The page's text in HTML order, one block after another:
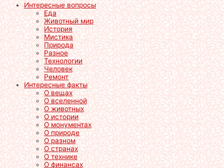
Интересные вопросы
Еда
Животный мир
История
Мистика
Природа
Разное
Технологии
Человек
Ремонт
Интересные факты
О вещах
О вселенной
О животных
О истории
О монументах
О природе
О разном
О странах
О технике
О финансах